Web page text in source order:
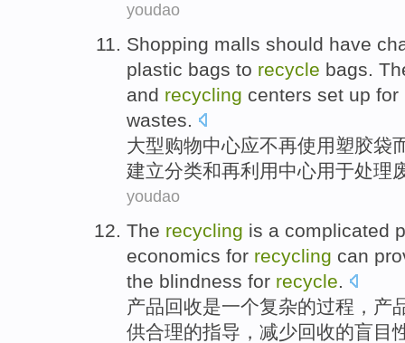
youdao
Shopping malls should have
plastic bags to recycle bags.
and recycling centers set up for
wastes.
大型购物中心应不再使用塑胶袋
建立分类和再利用中心用于处理
youdao
The recycling is a complicated
economics for recycling can
the blindness for recycle.
产品回收是一个复杂的过程 ，产
供合理的指导 ， 减少回收的盲目